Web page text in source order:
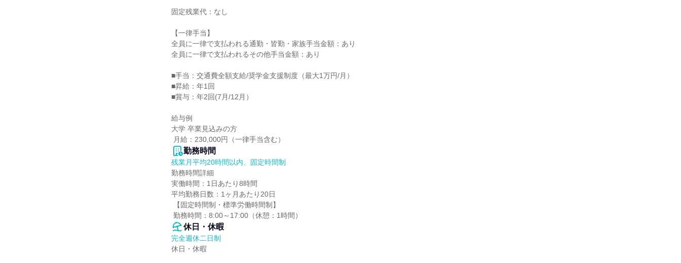
固定残業代：なし
【一律手当】
全員に一律で支払われる通勤・皆勤・家族手当金額：あり
全員に一律で支払われるその他手当金額：あり
■手当：交通費全額支給/奨学金支援制度（最大1万円/月）
■昇給：年1回
■賞与：年2回(7月/12月）
給与例
大学 卒業見込みの方
月給：230,000円（一律手当含む）
勤務時間
残業月平均20時間以内、固定時間制
勤務時間詳細
実働時間：1日あたり8時間
平均勤務日数：1ヶ月あたり20日
勤務時間：8:00～17:00（休憩：1時間）
休日・休暇
完全週休二日制
休日・休暇